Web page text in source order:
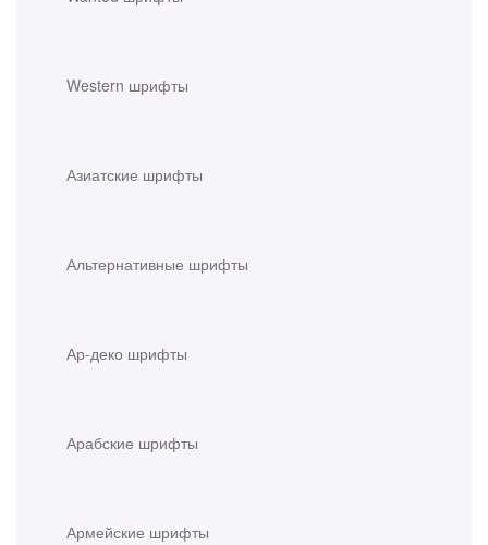
Western шрифты
Азиатские шрифты
Альтернативные шрифты
Ар-деко шрифты
Арабские шрифты
Армейские шрифты